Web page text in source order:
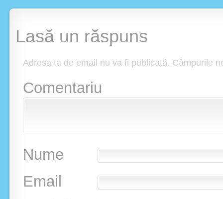
Lasă un răspuns
Adresa ta de email nu va fi publicată. Câmpurile
Comentariu
Nume
Email